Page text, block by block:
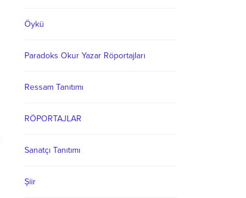
Öykü
Paradoks Okur Yazar Röportajları
Ressam Tanıtımı
RÖPORTAJLAR
Sanatçı Tanıtımı
Şiir